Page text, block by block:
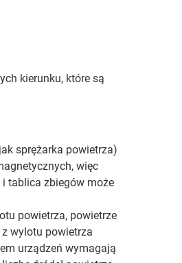
kierunku, które są
sprężarka powietrza)
więc
i tablica zbiegów może
powietrza, powietrze
wylotu powietrza
urządzeń wymagają